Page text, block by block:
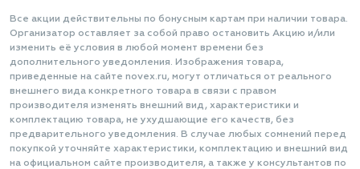
Все акции действительны по бонусным картам при наличии товара.
Организатор оставляет за собой право остановить Акцию и/или
изменить её условия в любой момент времени без
дополнительного уведомления. Изображения товара,
приведенные на сайте novex.ru, могут отличаться от реального
внешнего вида конкретного товара в связи с правом
производителя изменять внешний вид, характеристики и
комплектацию товара, не ухудшающие его качеств, без
предварительного уведомления. В случае любых сомнений перед
покупкой уточняйте характеристики, комплектацию и внешний вид
на официальном сайте производителя, а также у консультантов по